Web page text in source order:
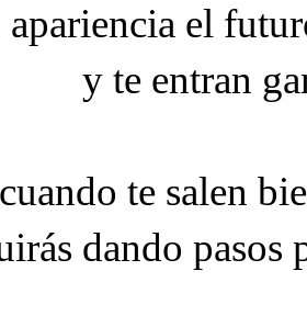
apariencia el
y te entran
te salen
dando